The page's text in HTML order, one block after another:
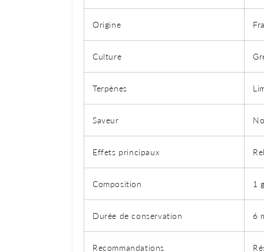
Origine
Culture
Terpènes
Saveur
Effets principaux
Composition 1
Durée de conservation 6
Recommandations